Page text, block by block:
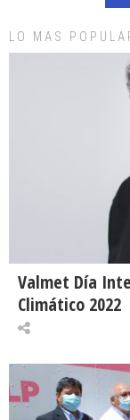
LO MAS
Valmet Día
Climático 2022